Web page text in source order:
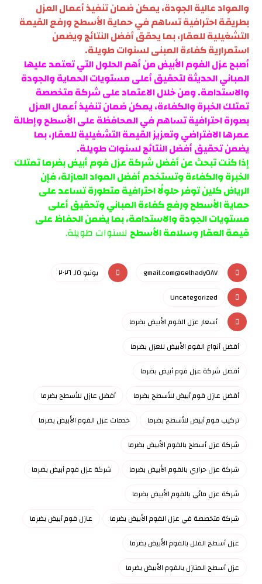
والمواد عالية الجودة، يمكن ضمان تنفيذ أعمال العزل
بطريقة احترافية تساهم في حماية الأسطح ورفع القيمة
التشغيلية للعقار، بما يحقق أفضل النتائج ويضمن
استمرارية كفاءة المبنى لسنوات طويلة.
أصبح عزل الفوم الأبيض من أهم الحلول التي تعتمد عليها
المباني الحديثة لتحقيق أعلى مستويات الحماية والجودة
والاستدامة. ومن خلال الاعتماد على شركة متخصصة
تمتلك الخبرة والكفاءة، يمكن ضمان تنفيذ أعمال العزل
بصورة احترافية تساهم في المحافظة على الأسطح وإطالة
عمرها الافتراضي وتعزيز القيمة التشغيلية للعقار، بما
يضمن تحقيق أفضل النتائج لسنوات طويلة.
إذا كنت تبحث عن أفضل شركة عزل فوم أبيض بضرما تمتلك
الخبرة والكفاءة وتستخدم أفضل المواد العازلة، فإن
الرياض كلين توفر حلولًا احترافية متطورة تساعد على
حماية الأسطح ورفع كفاءة المباني وتحقيق أعلى
مستويات الجودة والاستدامة، بما يضمن الحفاظ على
قيمة العقار وسلامة الأسطح لسنوات طويلة.
Gelhady٥٨٧@gmail.com
يونيو ١٥, ٢٠٢٦
Uncategorized
أسعار عزل الفوم الأبيض بضرما
أفضل أنواع الفوم الأبيض للعزل بضرما
أفضل شركة عزل فوم أبيض بضرما
أفضل عازل فوم أبيض للأسطح بضرما
أفضل عازل للأسطح بضرما
تركيب فوم أبيض للأسطح بضرما
خدمات عزل الفوم الأبيض بضرما
شركة عزل أسطح بالفوم الأبيض بضرما
شركة عزل حراري بالفوم الأبيض بضرما
شركة عزل فوم أبيض بضرما
شركة عزل مائي بالفوم الأبيض بضرما
شركة متخصصة في عزل الفوم الأبيض بضرما
عازل فوم أبيض بضرما
عزل أسطح الفلل بالفوم الأبيض بضرما
عزل أسطح المنازل بالفوم الأبيض بضرما